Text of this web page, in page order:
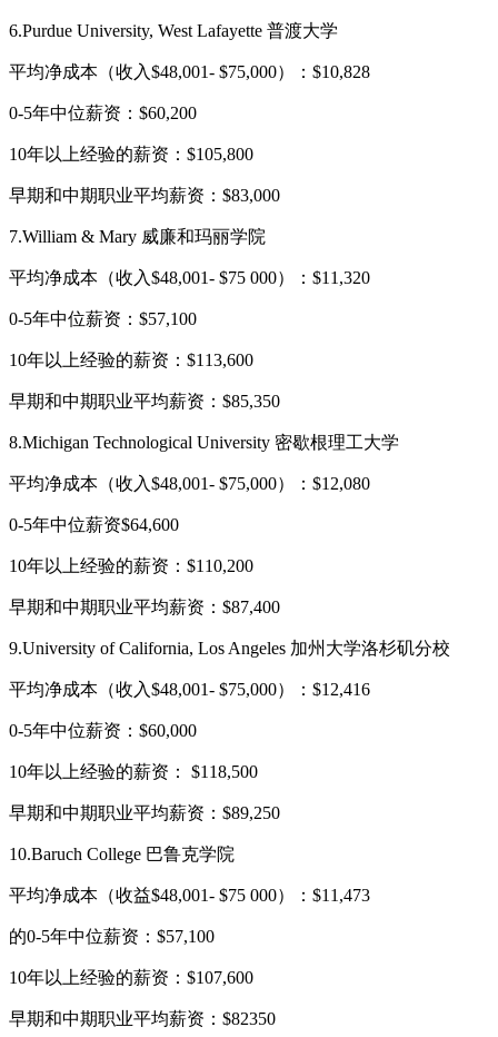
6.Purdue University, West Lafayette 普渡大学
平均净成本（收入$48,001- $75,000）：$10,828
0-5年中位薪资：$60,200
10年以上经验的薪资：$105,800
早期和中期职业平均薪资：$83,000
7.William & Mary 威廉和玛丽学院
平均净成本（收入$48,001- $75 000）：$11,320
0-5年中位薪资：$57,100
10年以上经验的薪资：$113,600
早期和中期职业平均薪资：$85,350
8.Michigan Technological University 密歇根理工大学
平均净成本（收入$48,001- $75,000）：$12,080
0-5年中位薪资$64,600
10年以上经验的薪资：$110,200
早期和中期职业平均薪资：$87,400
9.University of California, Los Angeles 加州大学洛杉矶分校
平均净成本（收入$48,001- $75,000）：$12,416
0-5年中位薪资：$60,000
10年以上经验的薪资： $118,500
早期和中期职业平均薪资：$89,250
10.Baruch College 巴鲁克学院
平均净成本（收益$48,001- $75 000）：$11,473
的0-5年中位薪资：$57,100
10年以上经验的薪资：$107,600
早期和中期职业平均薪资：$82350